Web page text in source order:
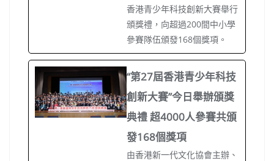
香港青少年科技創新大賽舉行
頒獎禮，向超過200間中小學
參賽隊伍頒發168個獎項。
“第27屆香港青少年科技
創新大賽”今日舉辦頒獎
典禮 超4000人參賽共頒
發168個獎項
由香港新一代文化協會主辦、